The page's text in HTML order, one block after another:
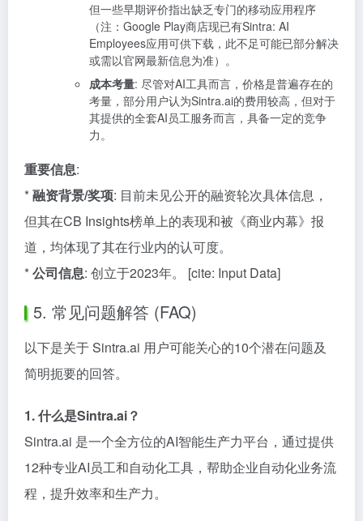
但一些早期评价指出缺乏专门的移动应用程序
（注：Google Play商店现已有Sintra: AI
Employees应用可供下载，此不足可能已部分解决
或需以官网最新信息为准）。
成本考量: 尽管对AI工具而言，价格是普遍存在的
考量，部分用户认为Sintra.ai的费用较高，但对于
其提供的全套AI员工服务而言，具备一定的竞争
力。
重要信息:
*融资背景/奖项: 目前未见公开的融资轮次具体信息，
但其在CB Insights榜单上的表现和被《商业内幕》报
道，均体现了其在行业内的认可度。
*公司信息: 创立于2023年。 [cite: Input Data]
5. 常见问题解答 (FAQ)
以下是关于 Sintra.ai 用户可能关心的10个潜在问题及
简明扼要的回答。
1. 什么是Sintra.ai？
Sintra.ai 是一个全方位的AI智能生产力平台，通过提供
12种专业AI员工和自动化工具，帮助企业自动化业务流
程，提升效率和生产力。